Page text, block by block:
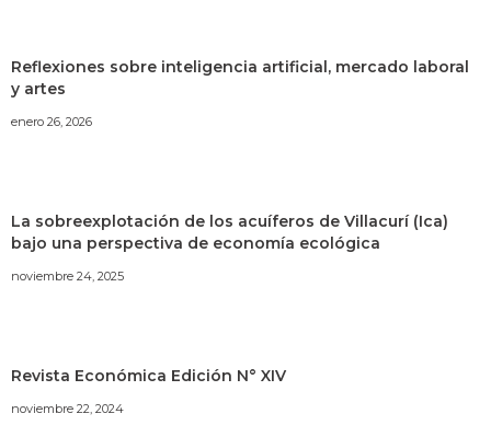
Reflexiones sobre inteligencia artificial, mercado laboral
y artes
enero 26, 2026
La sobreexplotación de los acuíferos de Villacurí (Ica)
bajo una perspectiva de economía ecológica
noviembre 24, 2025
Revista Económica Edición N° XIV
noviembre 22, 2024